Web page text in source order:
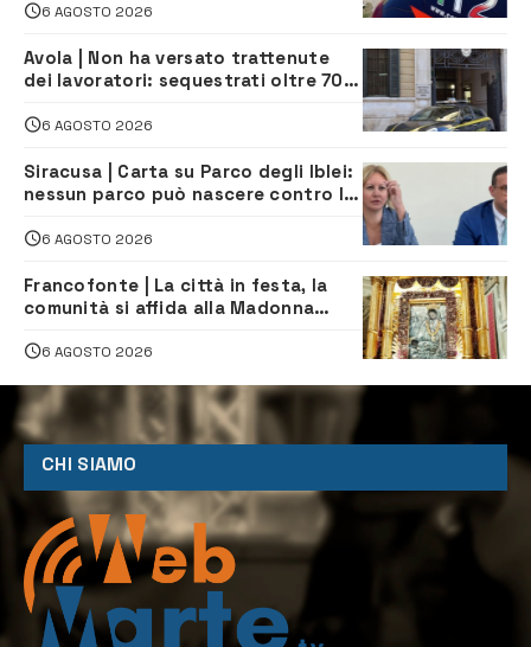
6 AGOSTO 2026
Avola | Non ha versato trattenute
dei lavoratori: sequestrati oltre 700
climatizzazione
6 AGOSTO 2026
Siracusa | Carta su Parco degli Iblei:
nessun parco può nascere contro le
6 AGOSTO 2026
Francofonte | La città in festa, la
comunità si affida alla Madonna
6 AGOSTO 2026
CHI SIAMO